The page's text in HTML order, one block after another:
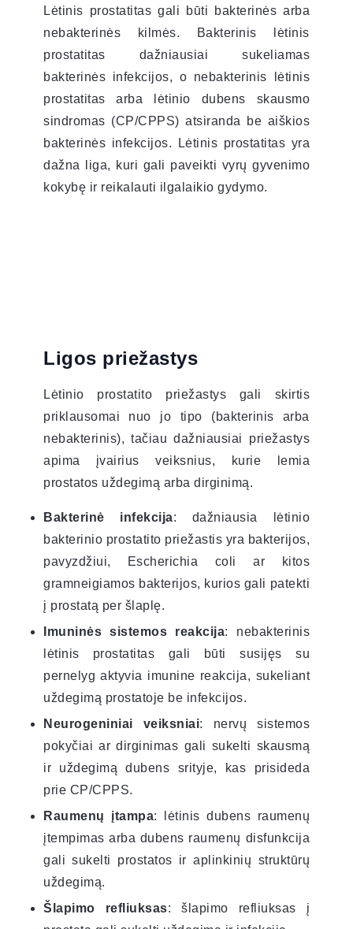
Lėtinis prostatitas gali būti bakterinės arba
nebakterinės kilmės. Bakterinis lėtinis
prostatitas dažniausiai sukeliamas
bakterinės infekcijos, o nebakterinis lėtinis
prostatitas arba lėtinio dubens skausmo
sindromas (CP/CPPS) atsiranda be aiškios
bakterinės infekcijos. Lėtinis prostatitas yra
dažna liga, kuri gali paveikti vyrų gyvenimo
kokybę ir reikalauti ilgalaikio gydymo.
Ligos priežastys
Lėtinio prostatito priežastys gali skirtis
priklausomai nuo jo tipo (bakterinis arba
nebakterinis), tačiau dažniausiai priežastys
apima įvairius veiksnius, kurie lemia
prostatos uždegimą arba dirginimą.
Bakterinė infekcija: dažniausia lėtinio
bakterinio prostatito priežastis yra bakterijos,
pavyzdžiui, Escherichia coli ar kitos
gramneigiamos bakterijos, kurios gali patekti
į prostatą per šlaplę.
Imuninės sistemos reakcija: nebakterinis
lėtinis prostatitas gali būti susijęs su
pernelyg aktyvia imunine reakcija, sukeliant
uždegimą prostatoje be infekcijos.
Neurogeniniai veiksniai: nervų sistemos
pokyčiai ar dirginimas gali sukelti skausmą
ir uždegimą dubens srityje, kas prisideda
prie CP/CPPS.
Raumenų įtampa: lėtinis dubens raumenų
įtempimas arba dubens raumenų disfunkcija
gali sukelti prostatos ir aplinkinių struktūrų
uždegimą.
Šlapimo refliuksas: šlapimo refliuksas į